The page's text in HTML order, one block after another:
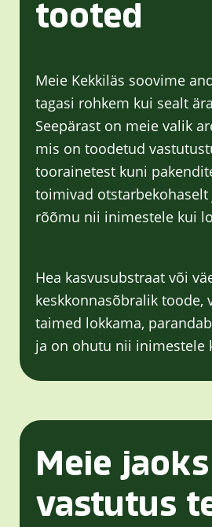
tooted
Meie Kekkiläs soovime
tagasi rohkem kui sealt
Seepärast on meie valik
mis on toodetud
toorainetest kuni
toimivad otstarbekohaselt
rõõmu nii inimestele kui
Hea kasvusubstraat või
keskkonnasõbralik toode,
taimed lokkama,
ja on ohutu nii inimestele
Meie
vastutus